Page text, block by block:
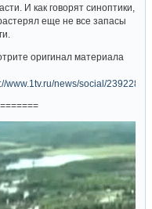
И как говорят синоптики,
еще не все запасы
оригинал материала
www.1tv.ru/news/social/239228